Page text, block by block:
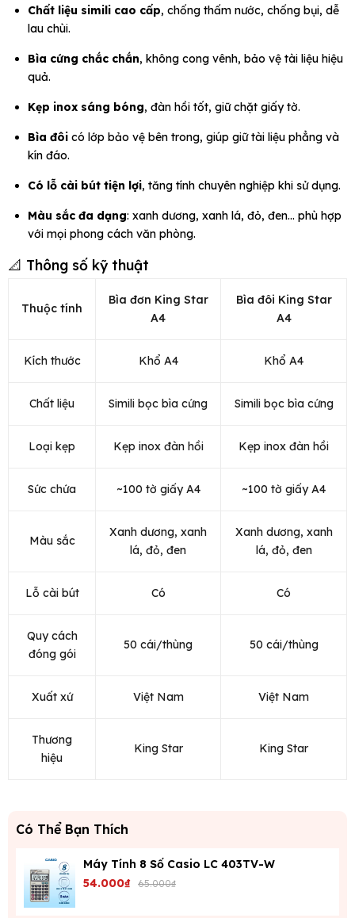
Chất liệu simili cao cấp, chống thấm nước, chống bụi, dễ
lau chùi.
Bìa cứng chắc chắn, không cong vênh, bảo vệ tài liệu hiệu
quả.
Kẹp inox sáng bóng, đàn hồi tốt, giữ chặt giấy tờ.
Bìa đôi có lớp bảo vệ bên trong, giúp giữ tài liệu phẳng và
kín đáo.
Có lỗ cài bút tiện lợi, tăng tính chuyên nghiệp khi sử dụng.
Màu sắc đa dạng: xanh dương, xanh lá, đỏ, đen… phù hợp
với mọi phong cách văn phòng.
📐 Thông số kỹ thuật
Thuộc tính
Bìa đơn King Star
A4
Bìa đôi King Star
A4
Kích thước Khổ A4 Khổ A4
Chất liệu Simili bọc bìa cứng Simili bọc bìa cứng
Loại kẹp Kẹp inox đàn hồi Kẹp inox đàn hồi
Sức chứa ~100 tờ giấy A4 ~100 tờ giấy A4
Màu sắc
Xanh dương, xanh
lá, đỏ, đen
Xanh dương, xanh
lá, đỏ, đen
Lỗ cài bút Có Có
Quy cách
đóng gói
50 cái/thùng 50 cái/thùng
Xuất xứ Việt Nam Việt Nam
Thương
hiệu
King Star King Star
Có Thể Bạn Thích
Máy Tính 8 Số Casio LC 403TV-W
54.000₫ 65.000₫